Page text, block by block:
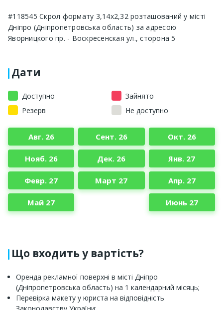
#118545 Скрол формату 3,14х2,32 розташований у місті
Дніпро (Дніпропетровська область) за адресою
Яворницкого пр. - Воскресенская ул., сторона 5
Дати
Доступно
Зайнято
Резерв
Не доступно
Авг. 26 Сент. 26 Окт. 26
Нояб. 26 Дек. 26 Янв. 27
Февр. 27 Март 27 Апр. 27
Май 27 Июнь 27
Що входить у вартість?
Оренда рекламної поверхні в місті Дніпро
(Дніпропетровська область) на 1 календарний місяць;
Перевірка макету у юриста на відповідність